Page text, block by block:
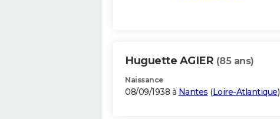
Huguette AGIER (85 ans)
Naissance
08/09/1938 à Nantes (Loire-Atlantique)